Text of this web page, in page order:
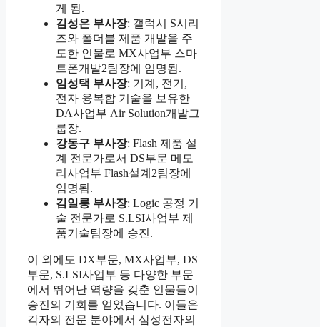
게 됨.
김성은 부사장: 갤럭시 S시리
즈와 폴더블 제품 개발을 주
도한 인물로 MX사업부 스마
트폰개발2팀장에 임명됨.
임성택 부사장: 기계, 전기,
전자 융복합 기술을 보유한
DA사업부 Air Solution개발그
룹장.
강동구 부사장: Flash 제품 설
계 전문가로서 DS부문 메모
리사업부 Flash설계2팀장에
임명됨.
김일룡 부사장: Logic 공정 기
술 전문가로 S.LSI사업부 제
품기술팀장에 승진.
이 외에도 DX부문, MX사업부, DS
부문, S.LSI사업부 등 다양한 부문
에서 뛰어난 역량을 갖춘 인물들이
승진의 기회를 얻었습니다. 이들은
각자의 전문 분야에서 삼성전자의